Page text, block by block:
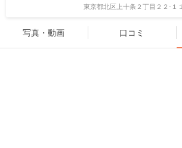
東京都北区上十条２丁目２２-１１
写真・動画 口コミ